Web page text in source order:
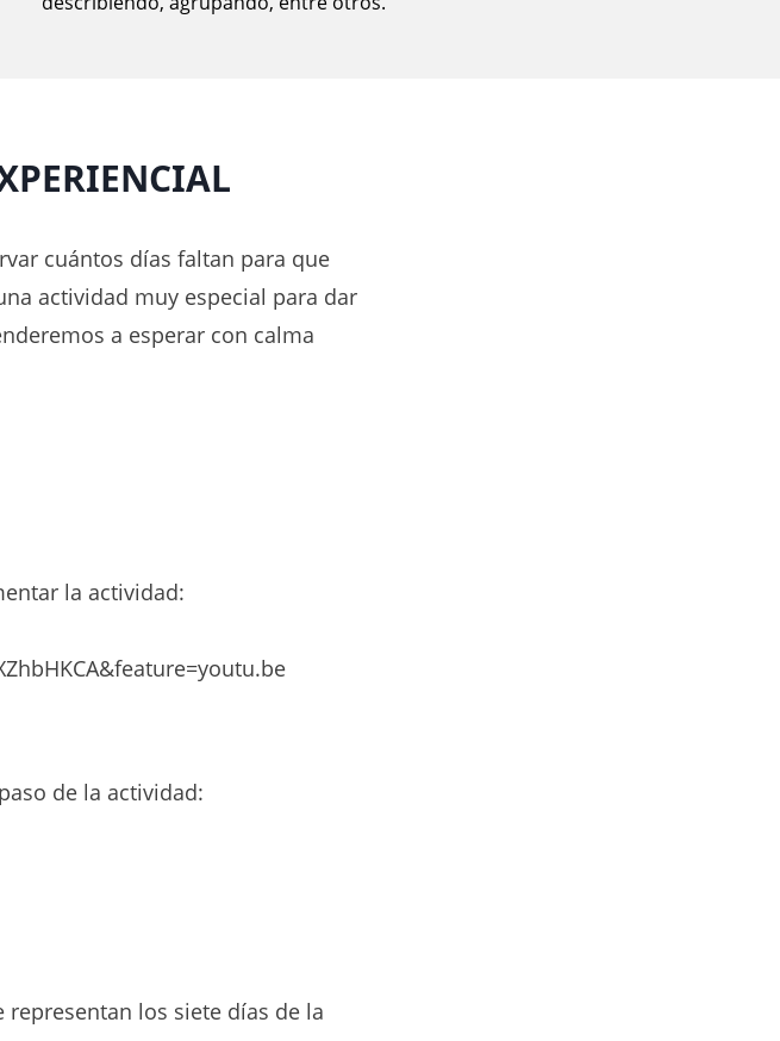
cuántos días faltan para que
actividad muy especial para dar
a esperar con calma
la actividad:
de la actividad:
los siete días de la